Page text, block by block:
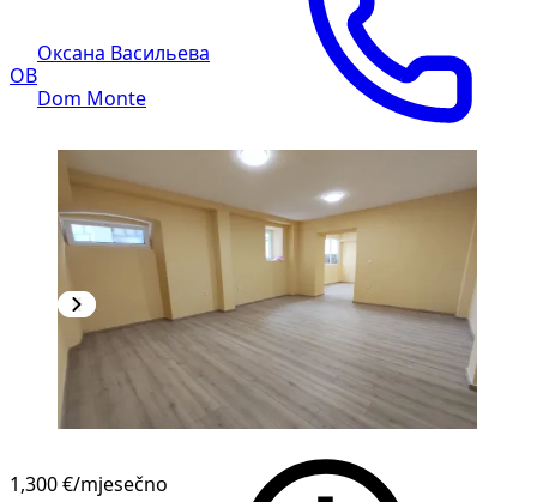
ОВ
Оксана Васильева
Dom Monte
1,300 €/mjesečno